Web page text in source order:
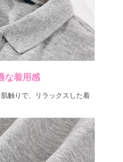
な着用感
触りで、リラックスした着